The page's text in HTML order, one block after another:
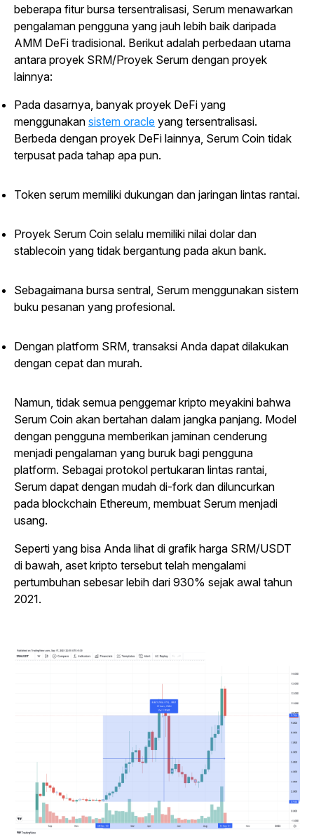
beberapa fitur bursa tersentralisasi, Serum menawarkan
pengalaman pengguna yang jauh lebih baik daripada
AMM DeFi tradisional. Berikut adalah perbedaan utama
antara proyek SRM/Proyek Serum dengan proyek
lainnya:
Pada dasarnya, banyak proyek DeFi yang
menggunakan sistem oracle yang tersentralisasi.
Berbeda dengan proyek DeFi lainnya, Serum Coin tidak
terpusat pada tahap apa pun.
Token serum memiliki dukungan dan jaringan lintas rantai.
Proyek Serum Coin selalu memiliki nilai dolar dan
stablecoin yang tidak bergantung pada akun bank.
Sebagaimana bursa sentral, Serum menggunakan sistem
buku pesanan yang profesional.
Dengan platform SRM, transaksi Anda dapat dilakukan
dengan cepat dan murah.
Namun, tidak semua penggemar kripto meyakini bahwa
Serum Coin akan bertahan dalam jangka panjang. Model
dengan pengguna memberikan jaminan cenderung
menjadi pengalaman yang buruk bagi pengguna
platform. Sebagai protokol pertukaran lintas rantai,
Serum dapat dengan mudah di-fork dan diluncurkan
pada blockchain Ethereum, membuat Serum menjadi
usang.
Seperti yang bisa Anda lihat di grafik harga SRM/USDT
di bawah, aset kripto tersebut telah mengalami
pertumbuhan sebesar lebih dari 930% sejak awal tahun
2021.